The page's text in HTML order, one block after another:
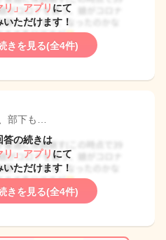
リ」アプリ にて
いただけます！
きを見る(全4件)
部下も…
答の続きは
リ」アプリ にて
いただけます！
きを見る(全4件)